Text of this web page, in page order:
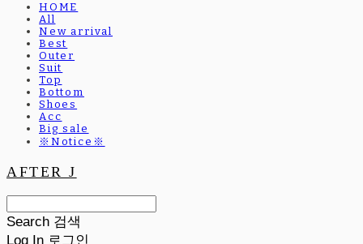
HOME
All
New arrival
Best
Outer
Suit
Top
Bottom
Shoes
Acc
Big sale
※Notice※
AFTER J
Search 검색
Log In 로그인